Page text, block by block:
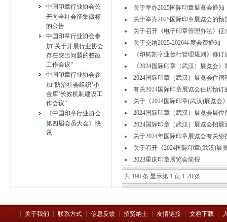
中国印章行业协会公
开向全社会征集徽标
的公告
中国印章行业协会参
加“关于开展行业协会
存在突出问题的整改
工作会议”
中国印章行业协会参
加“防治社会组织‘小
金库’长效机制建设工
作会议”
《中国印章行业协会
第四届会员大会》快
讯
关于举办2025国际印章展览会通知
关于举办2025国际印章展览会的预
关于召开《电子印章管理办法》征
关于交纳2025-2026年度会费通知
《印铸刻字业暂行管理规则》修
《2024国际印章（武汉）展览会》
2024国际印章（武汉）展览会住宿
有关2024国际印章展览会住房预订
关于《2024国际印章(武汉)展览会
2024国际印章（武汉）展览会展位
2024国际印章（武汉）展览会招展
关于2024年国际印章展览会有关
关于召开《2024国际印章(武汉)展
2023重庆印章展览会简报
共 190 条 显示第 1 页 1-20 条
关于我们 联系方式 信息反馈 招贤纳士 友情链接 文档下载